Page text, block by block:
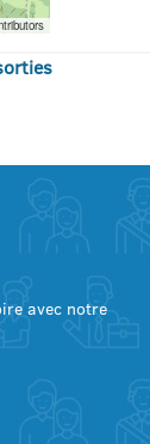
avec notre